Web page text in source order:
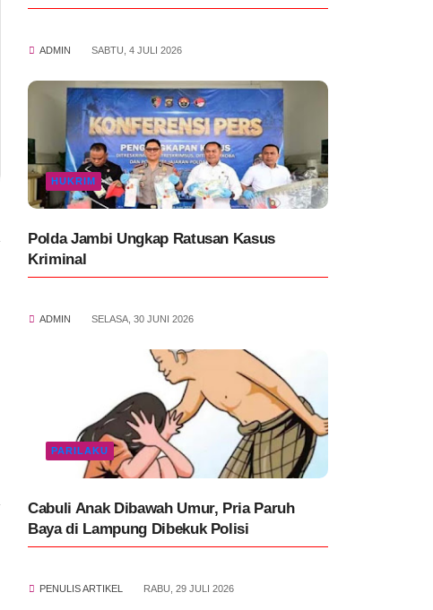
ADMIN SABTU, 4 JULI 2026
HUKRIM
Polda Jambi Ungkap Ratusan Kasus
Kriminal
ADMIN SELASA, 30 JUNI 2026
PARILAKU
Cabuli Anak Dibawah Umur, Pria Paruh
Baya di Lampung Dibekuk Polisi
PENULIS ARTIKEL RABU, 29 JULI 2026